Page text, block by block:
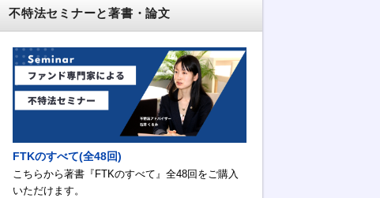
不特法セミナーと著書・論文
FTKのすべて(全48回)
こちらから著書『FTKのすべて』全48回をご購入
いただけます。